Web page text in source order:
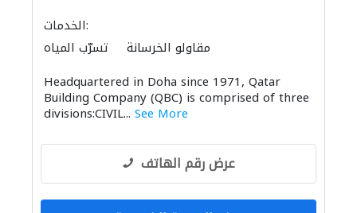
الخدمات:
تسرّب المياه
مقاولو الخرسانة
مقاولو الطرق
بيع وتأجير واستيراد ونقل المعدات الثقيلة
استشارات بيئية نظام الصرف الصحي
Headquartered in Doha since 1971, Qatar
Building Company (QBC) is comprised of three
divisions:CIVIL... See More
عرض رقم الهاتف